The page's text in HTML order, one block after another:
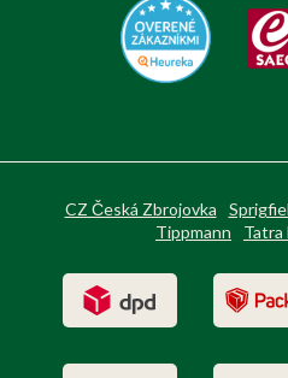
CZ Česká Zbrojovka
Tippmann
Tatra